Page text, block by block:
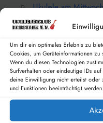
Um dir ein optimales Erlebnis zu
Cookies, um Geräteinformationen
Wenn du diesen Technologien
Surfverhalten oder eindeutige IDs
deine Einwilligung nicht erteilst oder
und Funktionen beeinträchtigt werden.
Ukulele am
18:00 – 19:00
Ukulele am Mittwoch
18:00 – 19:00
Ukulele am
– 18:00 – 19:00
Ukulele am Mittwoch
18:00 – 19:00
Ukulele am